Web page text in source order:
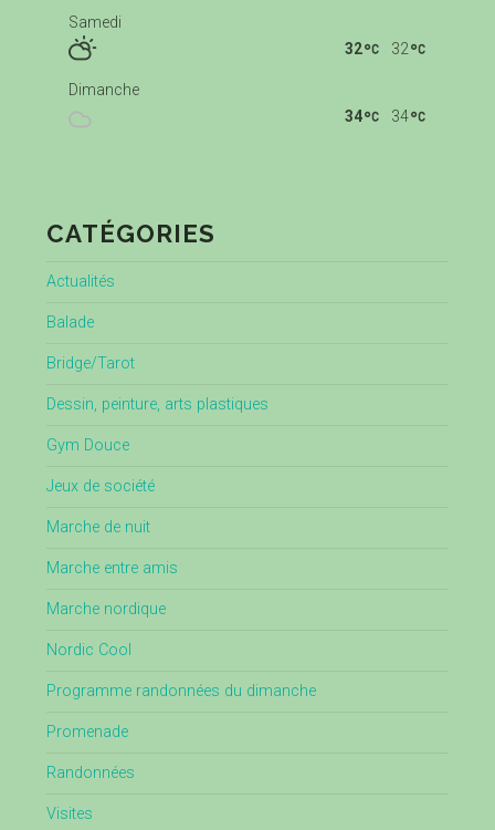
Samedi
32
32
Dimanche
34
34
CATÉGORIES
Actualités
Balade
Bridge/Tarot
Dessin, peinture, arts plastiques
Gym Douce
Jeux de société
Marche de nuit
Marche entre amis
Marche nordique
Nordic Cool
Programme randonnées du dimanche
Promenade
Randonnées
Visites